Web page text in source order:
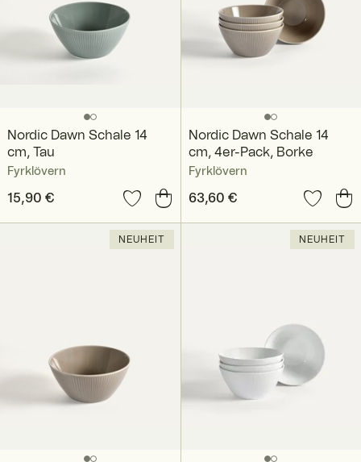
Nordic Dawn Schale 14
cm, Tau
Fyrklövern
Preis:15,90 €
15,90 €
Nordic Dawn Schale 14
cm, 4er-Pack, Borke
Fyrklövern
Preis: 63,60 €
63,60 €
NEUHEIT NEUHEIT